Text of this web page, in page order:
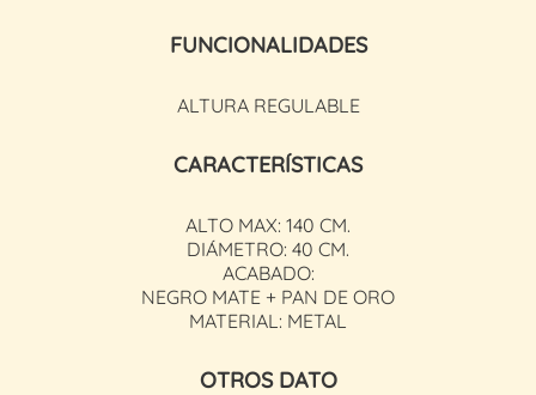
FUNCIONALIDADES
ALTURA REGULABLE
CARACTERÍSTICAS
ALTO MAX: 140 CM.
DIÁMETRO: 40 CM.
ACABADO:
NEGRO MATE + PAN DE ORO
MATERIAL: METAL
OTROS DATO